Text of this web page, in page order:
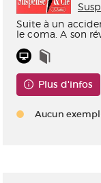
Suite à un
le coma. A son
Plus d'infos
Aucun